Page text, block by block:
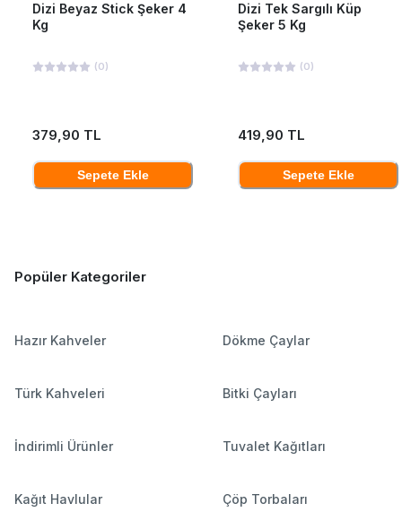
Dizi Beyaz Stick Şeker 4
Kg
(0)
379,90 TL
Sepete Ekle
Dizi Tek Sargılı Küp
Şeker 5 Kg
(0)
419,90 TL
Sepete Ekle
Popüler Kategoriler
Hazır Kahveler Dökme Çaylar
Türk Kahveleri Bitki Çayları
İndirimli Ürünler Tuvalet Kağıtları
Kağıt Havlular Çöp Torbaları